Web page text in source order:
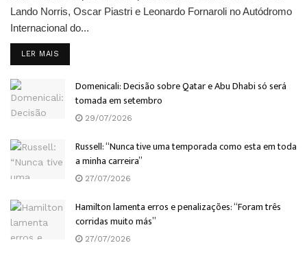
Lando Norris, Oscar Piastri e Leonardo Fornaroli no Autódromo
Internacional do...
LER MAIS
Domenicali: Decisão sobre Qatar e Abu Dhabi só será
tomada em setembro
29/07/2026
Russell: “Nunca tive uma temporada como esta em toda
a minha carreira”
27/07/2026
Hamilton lamenta erros e penalizações: “Foram três
corridas muito más”
27/07/2026